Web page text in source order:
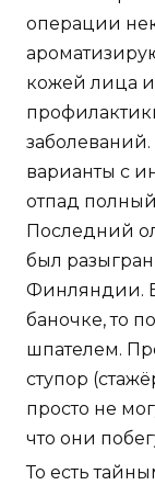
операции
кожей лица
варианты с
отпад
Последний
был
Финляндии.
баночке, то
шпателем.
ступор
просто не
что они
То есть